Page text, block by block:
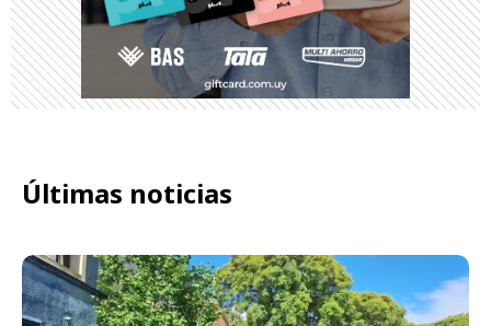
Últimas noticias